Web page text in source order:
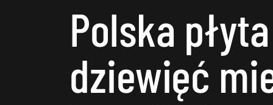
Polska
dziewięć